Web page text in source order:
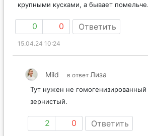
крупными кусками, а бывает
0 0 Ответить
15.04.24 10:24
Mild в ответ Лиза
Тут нужен не гомогенизированный
зернистый.
2 0 Ответить